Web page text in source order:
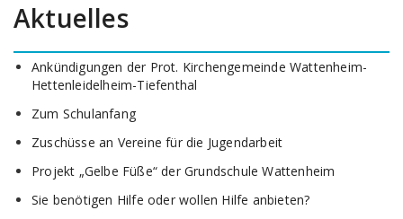
Aktuelles
Ankündigungen der Prot. Kirchengemeinde Wattenheim-
Hettenleidelheim-Tiefenthal
Zum Schulanfang
Zuschüsse an Vereine für die Jugendarbeit
Projekt „Gelbe Füße“ der Grundschule Wattenheim
Sie benötigen Hilfe oder wollen Hilfe anbieten?